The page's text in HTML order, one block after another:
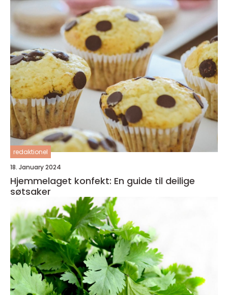
redaktionel
18. January 2024
Hjemmelaget konfekt: En guide til deilige
søtsaker